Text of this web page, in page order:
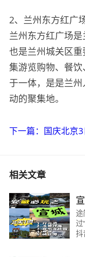
2、兰州东方红广
兰州东方红广场是
也是兰州城关区
集游览购物、餐
于一体，是是兰
动的聚集地。
下一篇：国庆北京
相关文章
途
过
抖